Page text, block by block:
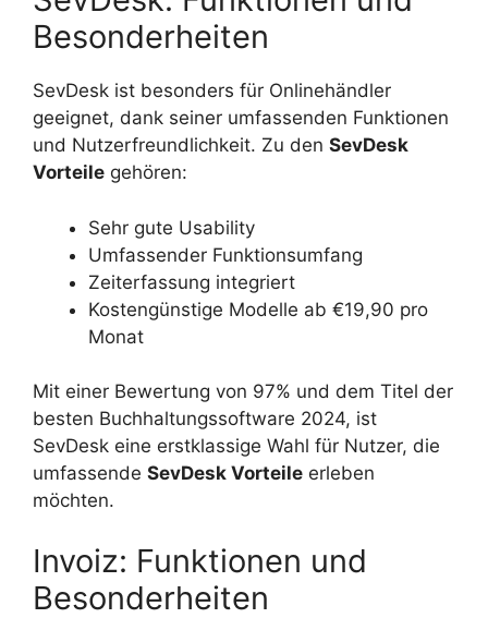
Besonderheiten
SevDesk ist besonders für Onlinehändler
geeignet, dank seiner umfassenden Funktionen
und Nutzerfreundlichkeit. Zu den SevDesk
Vorteile gehören:
Sehr gute Usability
Umfassender Funktionsumfang
Zeiterfassung integriert
Kostengünstige Modelle ab €19,90 pro
Monat
Mit einer Bewertung von 97% und dem Titel der
besten Buchhaltungssoftware 2024, ist
SevDesk eine erstklassige Wahl für Nutzer, die
umfassende SevDesk Vorteile erleben
möchten.
Invoiz: Funktionen und
Besonderheiten